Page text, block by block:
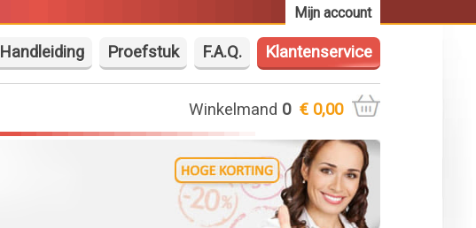
Mijn account
Handleiding Proefstuk F.A.Q. Klantenservice
Winkelmand 0 € 0,00